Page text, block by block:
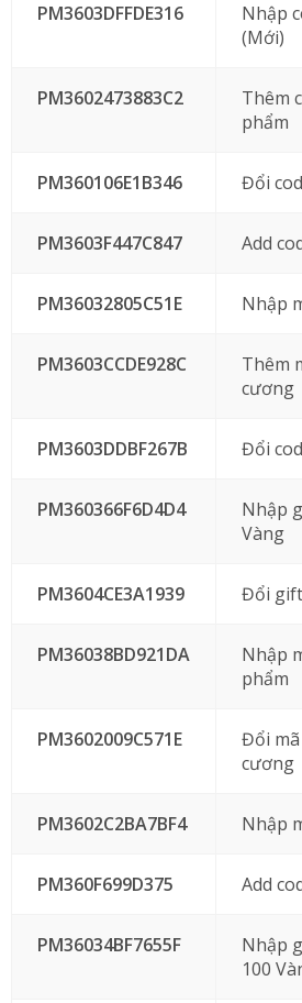
PM3603DFFDE316
Nhập
(Mới)
PM3602473883C2
Thêm
phẩm
PM360106E1B346 Đổi
PM3603F447C847 Add
PM36032805C51E Nhập
PM3603CCDE928C
Thêm
cương
PM3603DDBF267B Đổi
PM360366F6D4D4
Nhập
Vàng
PM3604CE3A1939 Đổi
PM36038BD921DA
Nhập
phẩm
PM3602009C571E
Đổi
cương
PM3602C2BA7BF4 Nhập
PM360F699D375 Add
PM36034BF7655F
Nhập
100